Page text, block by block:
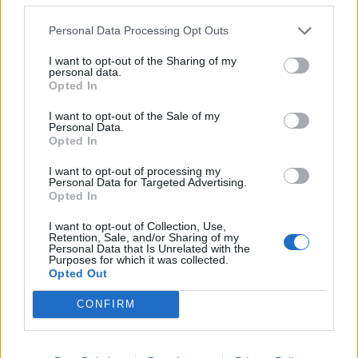
Personal Data Processing Opt Outs
I want to opt-out of the Sharing of my
personal data.
Opted In
I want to opt-out of the Sale of my
Personal Data.
Opted In
I want to opt-out of processing my
Personal Data for Targeted Advertising.
Opted In
I want to opt-out of Collection, Use,
Retention, Sale, and/or Sharing of my
Personal Data that Is Unrelated with the
Purposes for which it was collected.
Opted Out
CONFIRM
In evidenza